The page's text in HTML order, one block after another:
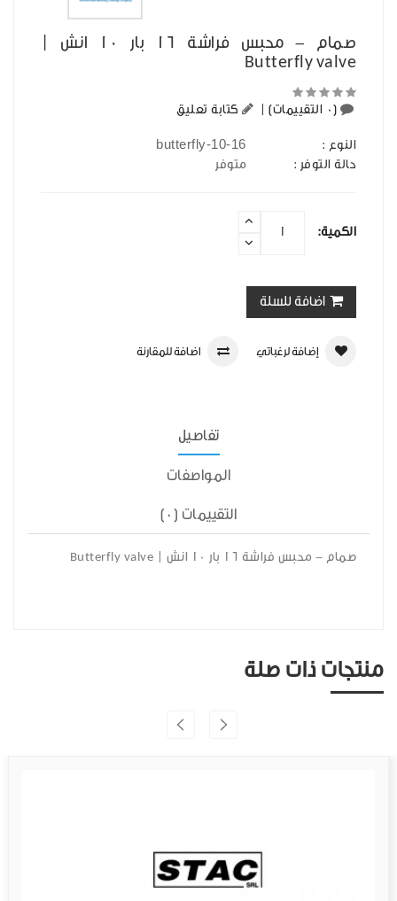
صمام - محبس فراشة 16 بار 10 انش |
Butterfly valve
(0 التقييمات) كتابة تعليق
النوع :
حالة التوفر : متوفر
الكمية:
اضافة للسلة
إضافة لرغباتي اضافة للمقارنة
تفاصيل
المواصفات
التقييمات (0)
صمام - محبس فراشة 16 بار 10 انش | Butterfly valve
منتجات ذات صلة